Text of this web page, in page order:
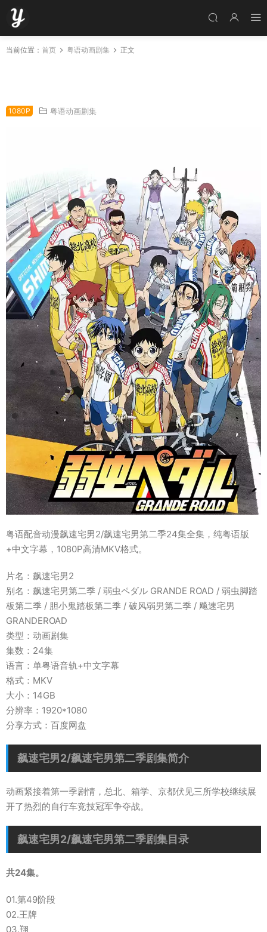
当前位置： 首页 粤语动画剧集 正文
1080P 粤语动画剧集
粤语配音动漫飙速宅男2/飙速宅男第二季24集全集，纯粤语版
+中文字幕，1080P高清MKV格式。
片名：飙速宅男2
别名：飙速宅男第二季 / 弱虫ペダル GRANDE ROAD / 弱虫脚踏
板第二季 / 胆小鬼踏板第二季 / 破风弱男第二季 / 飚速宅男
GRANDEROAD
类型：动画剧集
集数：24集
语言：单粤语音轨+中文字幕
格式：MKV
大小：14GB
分辨率：1920*1080
分享方式：百度网盘
飙速宅男2/飙速宅男第二季剧集简介
动画紧接着第一季剧情，总北、箱学、京都伏见三所学校继续展
开了热烈的自行车竞技冠军争夺战。
飙速宅男2/飙速宅男第二季剧集目录
共24集。
01.第49阶段
02.王牌
03.翔